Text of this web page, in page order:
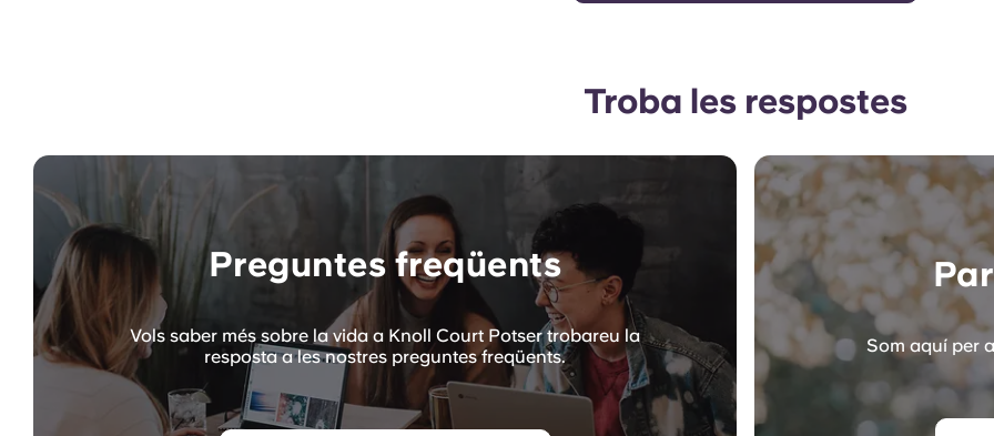
Troba les respostes
Preguntes freqüents
Vols saber més sobre la vida a Knoll Court Potser trobareu la
resposta a les nostres preguntes freqüents.
Som aquí per